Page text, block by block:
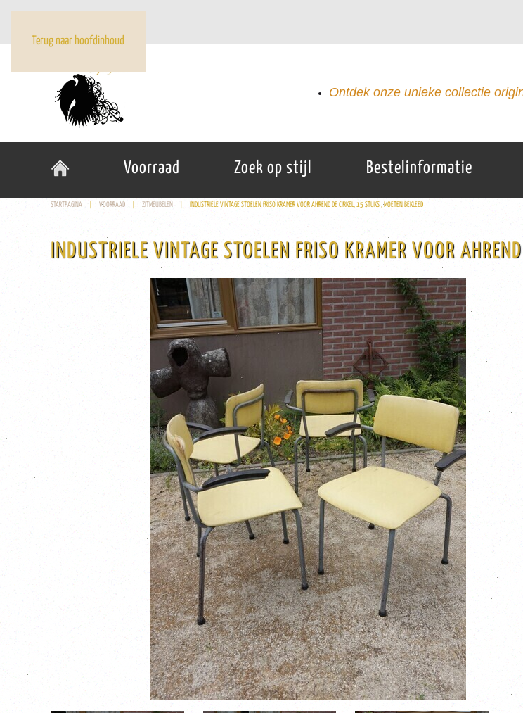
Terug naar hoofdinhoud
Ontdek onze unieke collectie
Voorraad Zoek op stijl Bestelinformatie
STARTPAGINA VOORRAAD ZITMEUBELEN INDUSTRIELE VINTAGE STOELEN FRISO KRAMER VOOR AHREND DE CIRKEL, 15 STUKS , MOETEN BEKLEED
INDUSTRIELE VINTAGE STOELEN FRISO KRAMER VOOR